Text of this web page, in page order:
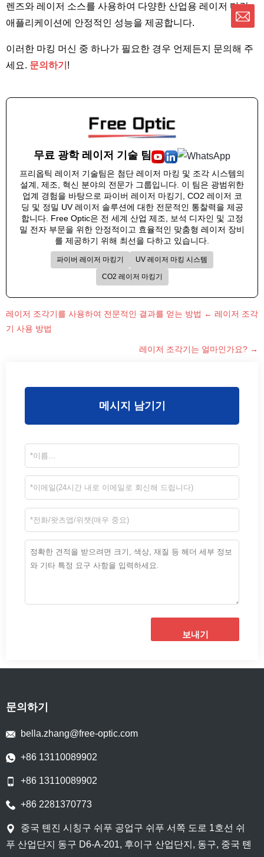
렌즈와 레이저 소스를 사용하여 다양한 산업용 레이저 마킹
애플리케이션에 안정적인 성능을 제공합니다.
이러한 마킹 머신 중 하나가 필요한 경우 언제든지 문의해 주
세요. 문의하기 !
무료 광학 레이저 기술 팀
프리옵틱 레이저 기술팀은 첨단 레이저 마킹 및 조각 시스템의
설계, 제조, 혁신 분야의 전문가 그룹입니다. 이 팀은 광범위한
업계 경험을 바탕으로 파이버 레이저 마킹기, CO2 레이저 코
딩 및 정밀 UV 레이저 솔루션에 대한 전문적인 통찰력을 제공
합니다. Free Optic은 전 세계 산업 제조, 보석 디자인 및 고정
밀 전자 부문을 위한 안정적이고 효율적인 맞춤형 레이저 장비
를 제공하기 위해 최선을 다하고 있습니다.
파이버 레이저 마킹기 UV 레이저 마킹 시스템
CO2 레이저 마킹기
레이저 조각기를 사용하여 전문적인 결과를 얻는 방법 ← 레이저 조각
기 사용 방법
레이저 조각기는 얼마인가요? →
메시지 남기기
보내기
문의하기
bella.zhang@free-optic.com
+86 13110089902
+86 13110089902
+86 2281370773
중국 톈진 시칭구 쉬푸 공업구 쉬푸 서쪽 도로 1호선 쉬
푸 산업단지 동구 D6-A-201, 후이구 산업단지, 동구, 중국 톈